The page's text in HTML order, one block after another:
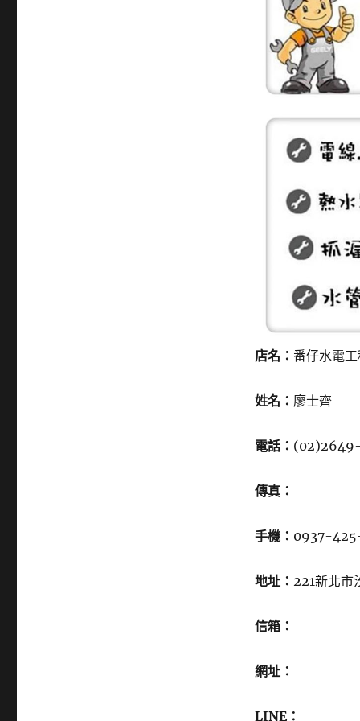
店名： 番仔水電
姓名： 廖士齊
電話：
傳真：
手機： 0937-
地址： 221新北市
信箱：
網址：
LINE：